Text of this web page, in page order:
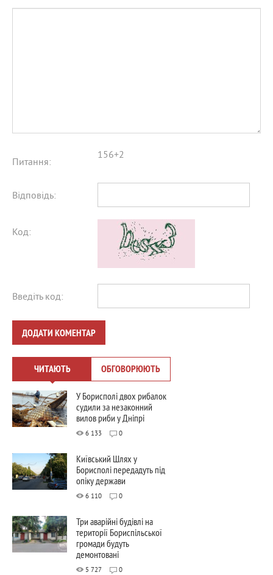
Питання:
156+2
Відповідь:
Код:
Введіть код:
ДОДАТИ КОМЕНТАР
ЧИТАЮТЬ ОБГОВОРЮЮТЬ
У Борисполі двох рибалок
судили за незаконний
вилов риби у Дніпрі
6 133 0
Київський Шлях у
Борисполі передадуть під
опіку держави
6 110 0
Три аварійні будівлі на
території Бориспільської
громади будуть
демонтовані
5 727 0